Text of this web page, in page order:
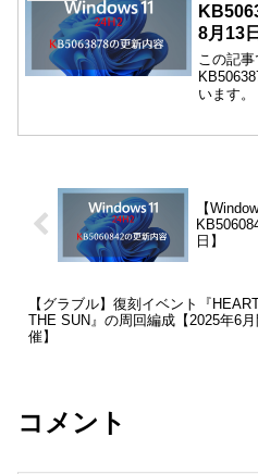
8月13
この記
います。
【
日】
【グラブル】復刻イベント『
THE SUN』の周回編成【2025年6月
催】
コメント